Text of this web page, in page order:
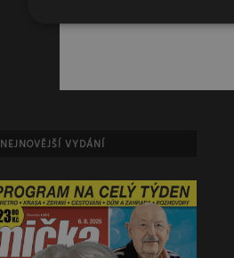
NEJNOVĚJŠÍ VYDÁNÍ